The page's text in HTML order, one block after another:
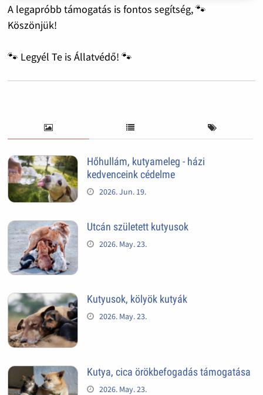
A legapróbb támogatás is fontos segítség, 🐾
Köszönjük!
🐾 Legyél Te is Állatvédő! 🐾
Hőhullám, kutyameleg - házi
kedvenceink cédelme
2026. Jun. 19.
Utcán született kutyusok
2026. May. 23.
Kutyusok, kölyök kutyák
2026. May. 23.
Kutya, cica örökbefogadás támogatása
2026. May. 23.